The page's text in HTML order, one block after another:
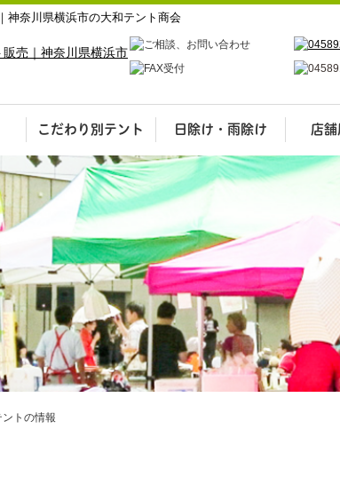
神奈川県横浜市の大和テント商会
こだわり別テント 日除け・雨除け 店舗
トの情報